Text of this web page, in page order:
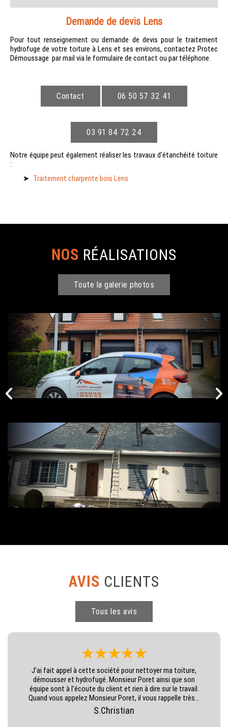
Demande de devis Lens
Pour tout renseignement ou demande de devis pour le traitement
hydrofuge de votre toiture à Lens et ses environs, contactez Protec
Démoussage par mail via le formulaire de contact ou par téléphone.
Contact 06 50 57 32 41
03 91 84 72 24
Notre équipe peut également réaliser les travaux d'étanchéité toiture
:
Traitement charpente bois Lens
NOS RÉALISATIONS
Toute la galerie photos
AVIS CLIENTS
Tous les avis
J’ai fait appel à cette société pour nettoyer ma toiture,
démousser et hydrofugé. Monsieur Poret ainsi que son
équipe sont à l’écoute du client et rien à dire sur le travail.
Quand vous appelez Monsieur Poret, il vous rappelle très...
S.Christian